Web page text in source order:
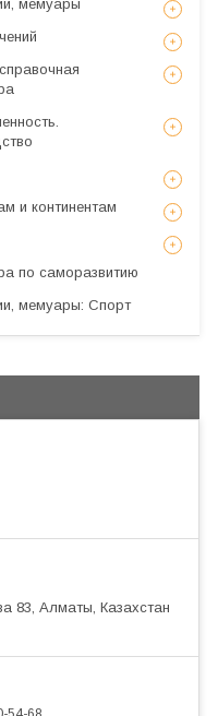
мемуары
и континентам
по саморазвитию
мемуары: Спорт
83, Алматы, Казахстан